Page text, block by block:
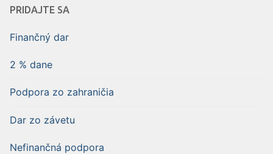
PRIDAJTE SA
Finančný dar
2 % dane
Podpora zo zahraničia
Dar zo závetu
Nefinančná podpora